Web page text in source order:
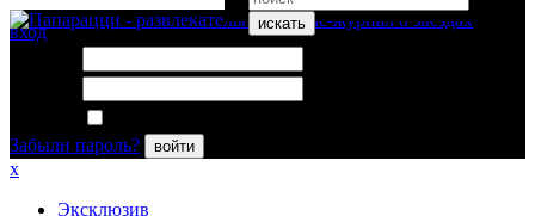
искать
вход
Забыли пароль?
войти
x
Эксклюзив